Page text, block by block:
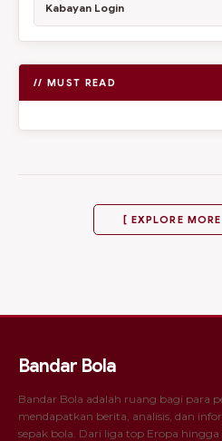
Kabayan Login
// MUST READ
[ EXPLORE
Bandar Bola
Bandar Bola adalah ruang bagi para
mendapatkan berita, analisis, dan
sepak bola. Dari liga top Eropa